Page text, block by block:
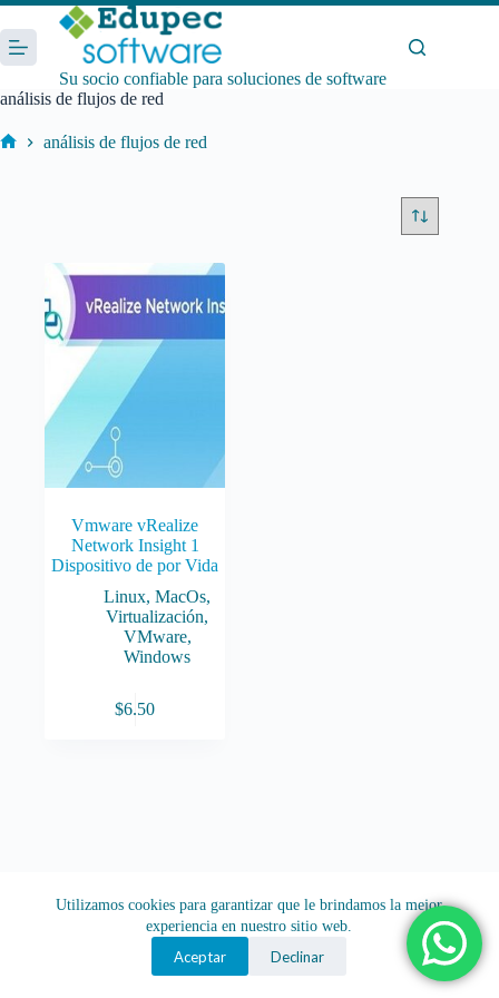
Saltar
al
contenido
Utilizamos cookies para garantizar que le brindamos la mejor
experiencia en nuestro sitio web.
Aceptar Declinar
Su socio confiable para soluciones de software
análisis de flujos de red
análisis de flujos de red
Vmware vRealize
Network Insight 1
Dispositivo de por Vida
Linux,MacOs,
Virtualización,
VMware,
Windows
$6.50